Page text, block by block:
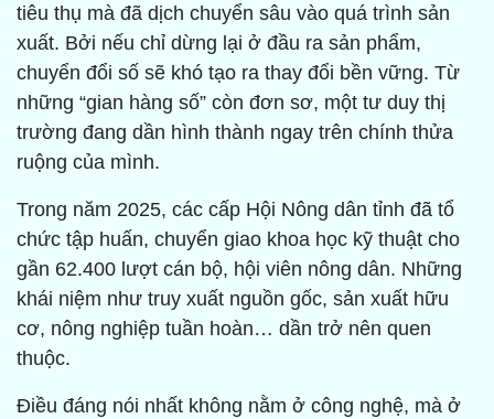
tiêu thụ mà đã dịch chuyển sâu vào quá trình sản
xuất. Bởi nếu chỉ dừng lại ở đầu ra sản phẩm,
chuyển đổi số sẽ khó tạo ra thay đổi bền vững. Từ
những “gian hàng số” còn đơn sơ, một tư duy thị
trường đang dần hình thành ngay trên chính thửa
ruộng của mình.
Trong năm 2025, các cấp Hội Nông dân tỉnh đã tổ
chức tập huấn, chuyển giao khoa học kỹ thuật cho
gần 62.400 lượt cán bộ, hội viên nông dân. Những
khái niệm như truy xuất nguồn gốc, sản xuất hữu
cơ, nông nghiệp tuần hoàn… dần trở nên quen
thuộc.
Điều đáng nói nhất không nằm ở công nghệ, mà ở